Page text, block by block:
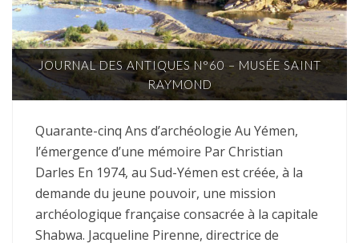
JOURNAL DES ANTIQUES N°60 – MUSÉE SAINT
RAYMOND
Quarante-cinq Ans d’archéologie Au Yémen,
l’émergence d’une mémoire Par Christian
Darles En 1974, au Sud-Yémen est créée, à la
demande du jeune pouvoir, une mission
archéologique française consacrée à la capitale
Shabwa. Jacqueline Pirenne, directrice de